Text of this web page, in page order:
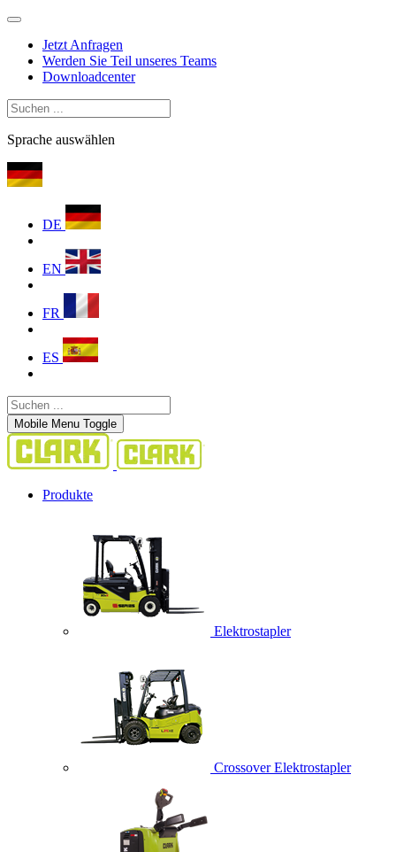
Jetzt Anfragen
Werden Sie Teil unseres Teams
Downloadcenter
Sprache auswählen
DE
EN
FR
ES
Mobile Menu Toggle
Produkte
Elektrostapler
Crossover Elektrostapler